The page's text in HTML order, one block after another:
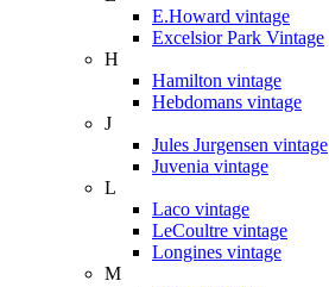
E.Howard vintage
Excelsior Park Vintage
H
Hamilton vintage
Hebdomans vintage
J
Jules Jurgensen vintage
Juvenia vintage
L
Laco vintage
LeCoultre vintage
Longines vintage
M